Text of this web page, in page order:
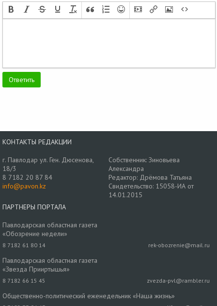
КОНТАКТЫ РЕДАКЦИИ
г. Павлодар ул. Ген. Дюсенова,
18/3
8 7182 20 87 84
info@pavon.kz
Собственник: Зиновьева
Александра
Редактор: Дрёмова Татьяна
Свидетельство: 15058-ИА от
14.01.2015
ПАРТНЕРЫ ПОРТАЛА
Павлодарская областная газета
«Обозрение недели»
8 7182 61 80 14 rek-obozrenie@mail.ru
Павлодарская областная газета
«Звезда Прииртышья»
8 7182 66 15 45 zvezda-pvl@rambler.ru
Общественно-политический еженедельник «Наша жизнь»